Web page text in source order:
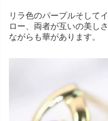
リラ色のパープルそして
ロー、両者が互いの美し
ながらも華があります。